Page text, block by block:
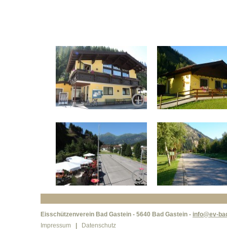
Eisschützenverein Bad Gastein - 5640 Bad Gastein - info@ev-
Impressum
Datenschutz